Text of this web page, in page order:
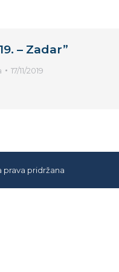
– Zadar”
17/11/2019
prava pridržana